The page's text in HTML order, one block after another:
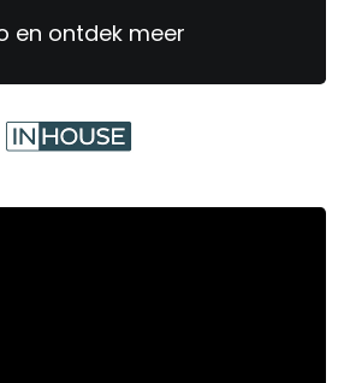
en ontdek meer